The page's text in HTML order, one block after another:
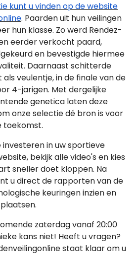
kunt u vinden op de website
. Paarden uit hun veilingen
hun klasse. Zo werd Rendez-
eerder verkocht paard,
en bevestigde hiermee
Daarnaast schitterde
als veulentje, in de finale van de
4-jarigen. Met dergelijke
genetica laten deze
onze selectie dé bron is voor
toekomst.
investeren in uw sportieve
bekijk alle video's en kies
sneller doet kloppen. Na
u direct de rapporten van de
keuringen inzien en
zaterdag vanaf 20:00
kans niet! Heeft u vragen?
staat klaar om u